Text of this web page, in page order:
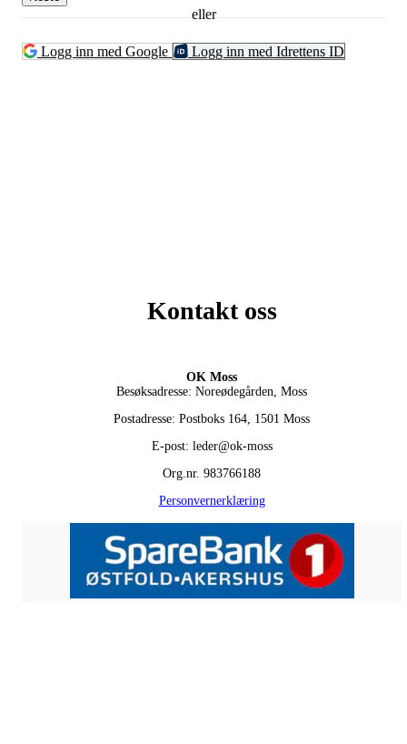
eller
Logg inn med Google Logg inn med Idrettens ID
Kontakt oss
OK Moss
Besøksadresse: Noreødegården, Moss
Postadresse: Postboks 164, 1501 Moss
E-post: leder@ok-moss
Org.nr. 983766188
Personvernerklæring